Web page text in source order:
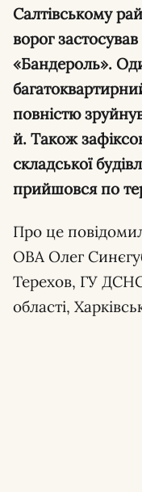
Салтівському
ворог
«Бандероль».
повністю
й. Також
складської
прийшовся по
Про це
ОВА Олег
Терехов, ГУ ДСНС
області,